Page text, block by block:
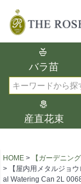
バラ苗
産直花束
在庫
在庫ありのみ
検索
HOME 【ガーデニング
【屋内用メタルジョ
al Watering Can 2L